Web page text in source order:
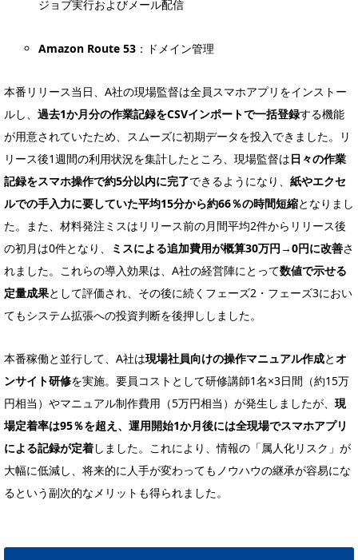
ジョブ実行およびメール配信
Amazon Route 53 ：ドメイン管理
本番リリース当日、A社の現場監督は全員スマホアプリをインストー
ルし、 過去1か月分の作業記録をCSVインポートで一括登録する機能
が用意されていたため、スムーズに初期データを投入できました。リ
リース後1週間の利用状況を集計したところ、現場監督は日々の作業
記録をスマホ操作で約5分以内に完了できるようになり、 紙やエクセ
ルでの手入力に要していた平均15分から約66％の時間短縮となりまし
た。また、材料発注ミスはリリース前の月間平均2件からリリース後
の初月は0件となり、
ミスによる追加費用が概算30万円→0円に改善さ
れました。これらの導入効果は、A社の経営陣にとって数値で示せる
定量成果として評価され、その後に続くフェーズ2・フェーズ3におい
てもシステム拡張への投資判断を後押ししました。
本番稼働と並行して、A社は現場社員向けの操作マニュアル作成とオ
ンサイト研修を実施。要員コストとして研修講師1名×3日間（約15万
円相当）やマニュアル制作費用（5万円相当）が発生しましたが、 現
場定着率は95％を超え、運用開始1か月後には全現場でスマホアプリ
による記録が定着しました。これにより、情報の「属人化リスク」が
大幅に低減し、将来的に人手が変わってもノウハウの継承が容易にな
るという副次的なメリットも得られました。